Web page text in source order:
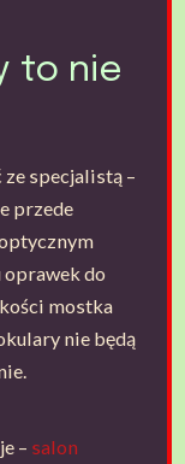
to nie
specjalistą –
przede
do
mostka
nie będą
– salon